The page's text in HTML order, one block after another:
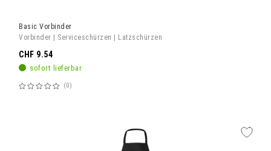
Basic Vorbinder
Vorbinder | Serviceschürzen | Latzschürzen
sofort lieferbar
Bewertung:
0
CHF 9.54